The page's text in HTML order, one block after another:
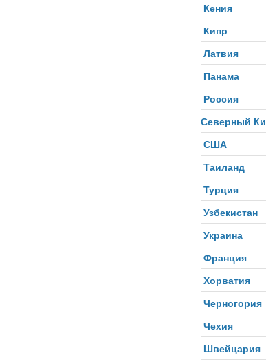
Кения
Кипр
Латвия
Панама
Россия
Северный
США
Таиланд
Турция
Узбекистан
Украина
Франция
Хорватия
Черногория
Чехия
Швейцария